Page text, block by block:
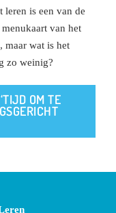
leren is een van de
van het
maar wat is het
zo weinig?
OM TE